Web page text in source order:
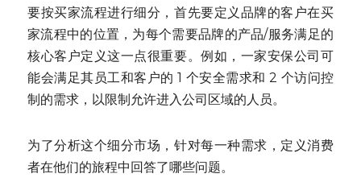
要按买家流程进行细分，首先要定义品牌的客户在买
家流程中的位置，为每个需要品牌的产品/服务满足的
核心客户定义这一点很重要。例如，一家安保公司可
能会满足其员工和客户的 1 个安全需求和 2 个访问控
制的需求，以限制允许进入公司区域的人员。
为了分析这个细分市场，针对每一种需求，定义消费
者在他们的旅程中回答了哪些问题。